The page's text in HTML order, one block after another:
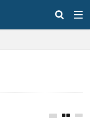
サイト